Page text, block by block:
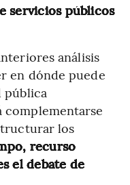
servicios públicos
análisis
en dónde puede
pública
complementarse
los
recurso
el debate de